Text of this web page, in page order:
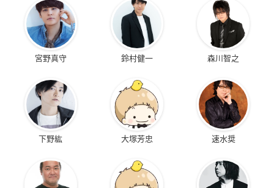
宮野真守 鈴村健一 森川智之
下野紘 大塚芳忠 速水奨